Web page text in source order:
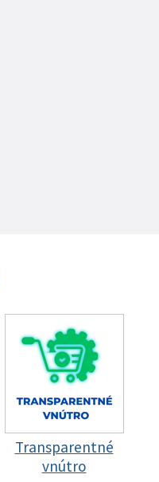
Transparentné
vnútro